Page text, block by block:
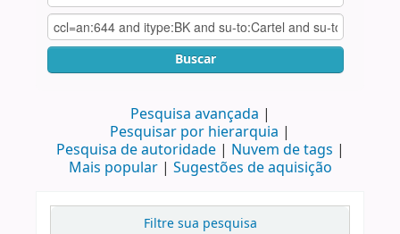
Buscar
Pesquisa avançada
Pesquisar por hierarquia
Pesquisa de autoridade
Nuvem de tags
Mais popular
Sugestões de aquisição
Filtre sua pesquisa